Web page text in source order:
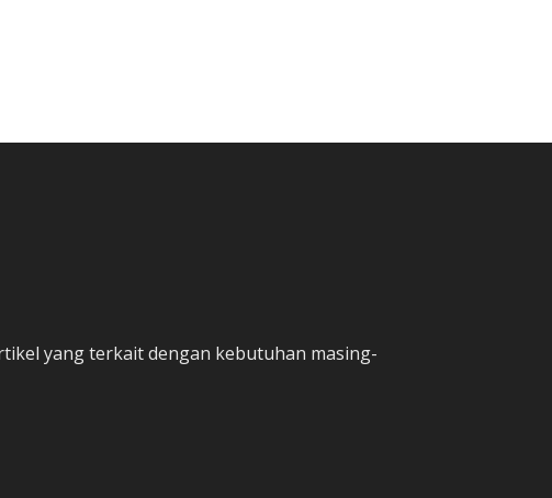
yang terkait dengan kebutuhan masing-